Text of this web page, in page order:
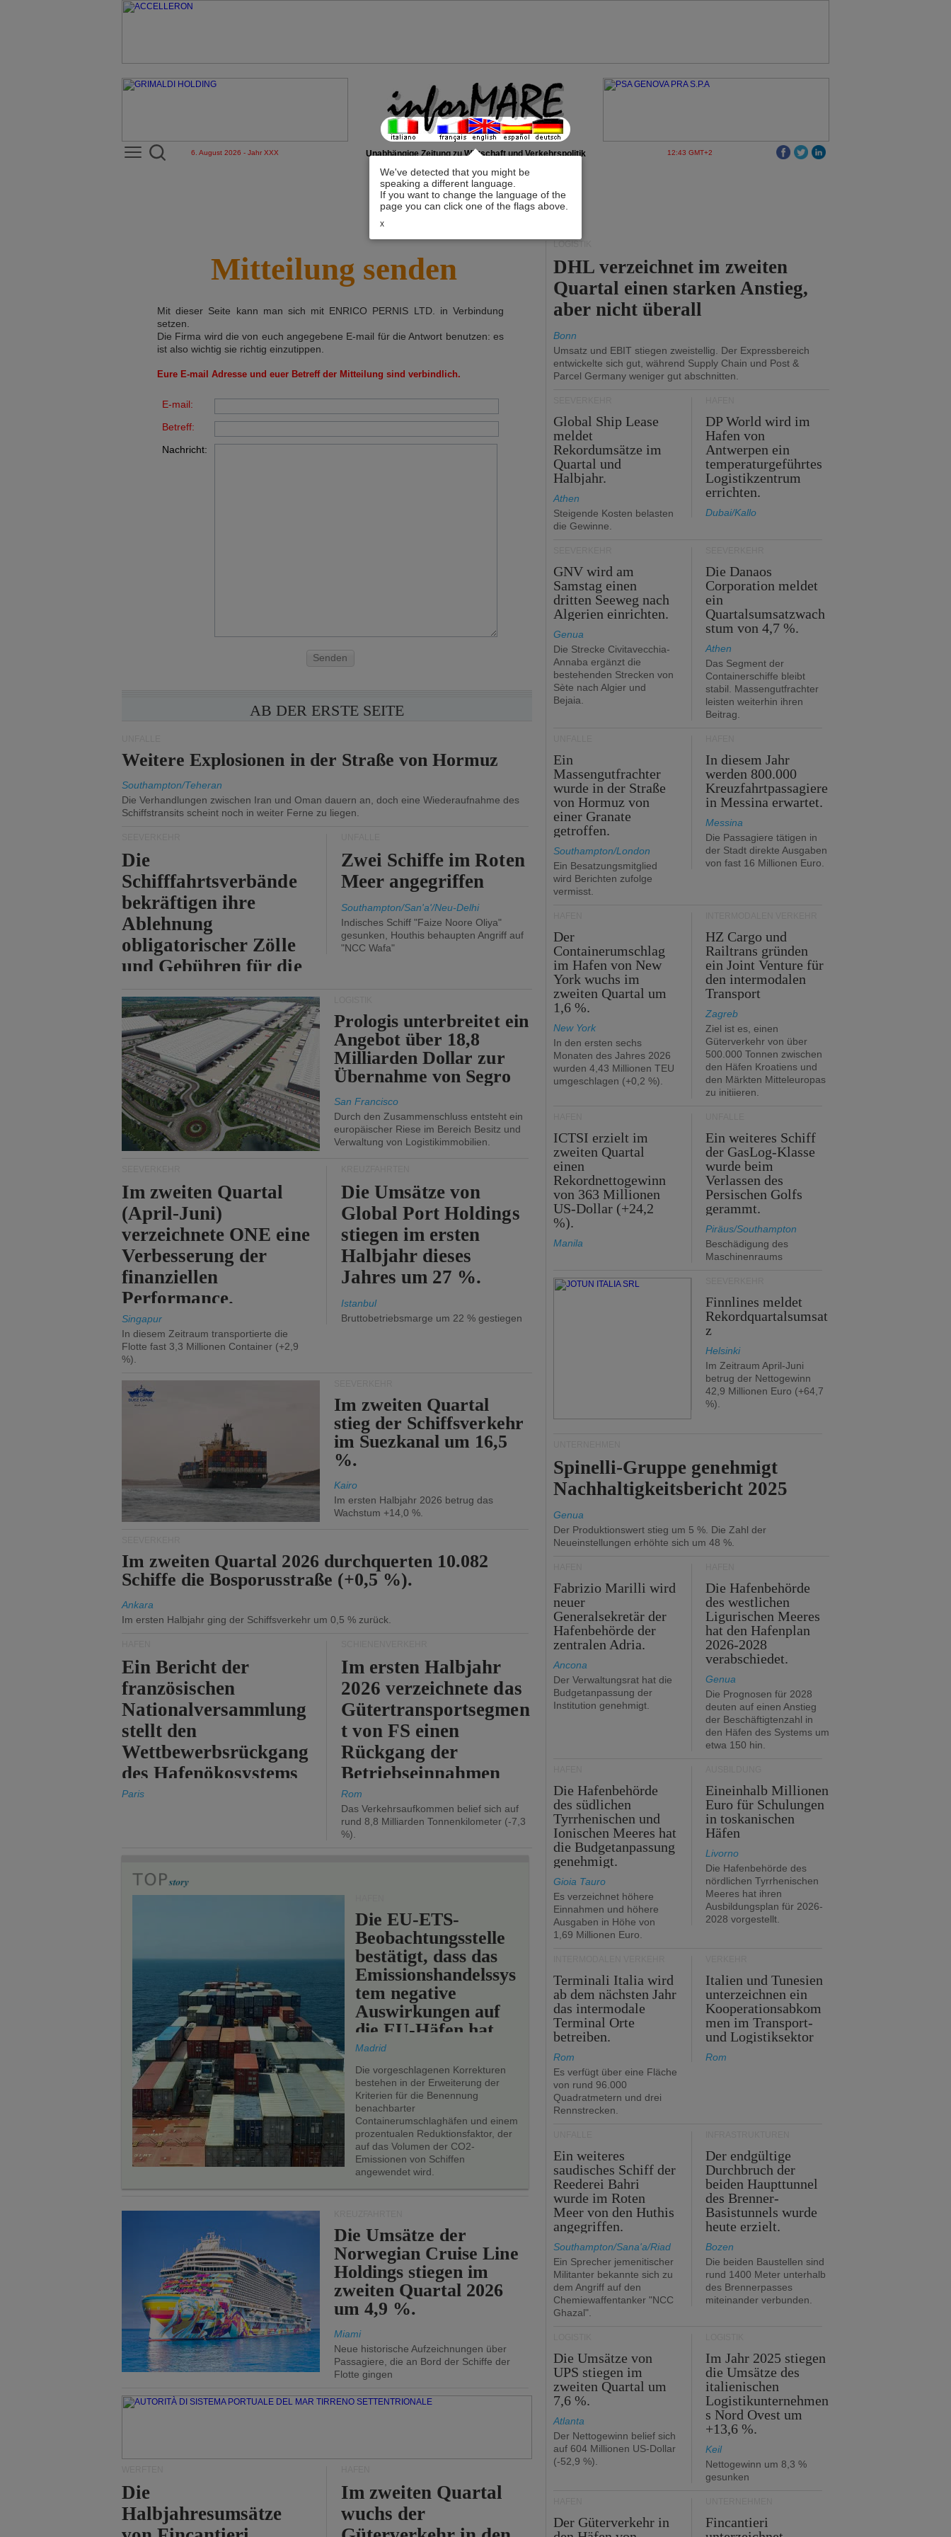
We've detected that you might be
speaking a different language.
If you want to change the language of the
page you can click one of the flags above.
x
6. August 2026 - Jahr XXX Unabhängige Zeitung zu Wirtschaft und Verkehrspolitik 12:43 GMT+2
Mitteilung senden
Mit dieser Seite kann man sich mit ENRICO PERNIS LTD.
in Verbindung
setzen.
Die Firma wird die von euch angegebene E-mail für die Antwort benutzen: es
ist also wichtig sie richtig einzutippen.
Eure E-mail Adresse und euer Betreff der Mitteilung sind verbindlich.
E-mail:
Betreff:
Nachricht:
Senden
AB DER ERSTE SEITE
Weitere Explosionen in der Straße von Hormuz
Southampton/Teheran
Die Verhandlungen zwischen Iran und Oman dauern an, doch eine Wiederaufnahme des
Schiffstransits scheint noch in weiter Ferne zu liegen.
Die
Schifffahrtsverbände
bekräftigen ihre
Ablehnung
obligatorischer Zölle
und Gebühren für die
von Hormuz.
Zwei Schiffe im Roten
Meer angegriffen
Southampton/San'a'/Neu-Delhi
Indisches Schiff "Faize Noore Oliya"
gesunken, Houthis behaupten Angriff auf
"NCC Wafa"
Prologis unterbreitet ein
Angebot über 18,8
Milliarden Dollar zur
Übernahme von Segro
San Francisco
Durch den Zusammenschluss entsteht ein
europäischer Riese im Bereich Besitz und
Verwaltung von Logistikimmobilien.
Im zweiten Quartal
(April-Juni)
verzeichnete ONE eine
Verbesserung der
finanziellen
Performance.
Singapur
In diesem Zeitraum transportierte die
Flotte fast 3,3 Millionen Container (+2,9
%).
Die Umsätze von
Global Port Holdings
stiegen im ersten
Halbjahr dieses
Jahres um 27 %.
Istanbul
Bruttobetriebsmarge um 22 % gestiegen
Im zweiten Quartal
stieg der Schiffsverkehr
im Suezkanal um 16,5
%.
Kairo
Im ersten Halbjahr 2026 betrug das
Wachstum +14,0 %.
Im zweiten Quartal 2026 durchquerten 10.082
Schiffe die Bosporusstraße (+0,5 %).
Ankara
Im ersten Halbjahr ging der Schiffsverkehr um 0,5 % zurück.
Ein Bericht der
französischen
Nationalversammlung
stellt den
Wettbewerbsrückgang
des Hafenökosystems
des Staates fest.
Paris
Im ersten Halbjahr
2026 verzeichnete das
Gütertransportsegmen
t von FS einen
Rückgang der
Betriebseinnahmen
um 2,7 %.
Rom
Das Verkehrsaufkommen belief sich auf
rund 8,8 Milliarden Tonnenkilometer (-7,3
%).
Die EU-ETS-
Beobachtungsstelle
bestätigt, dass das
Emissionshandelssys
tem negative
Auswirkungen auf
die EU-Häfen hat.
Madrid
Die vorgeschlagenen Korrekturen
bestehen in der Erweiterung der
Kriterien für die Benennung
benachbarter
Containerumschlaghäfen und einem
prozentualen Reduktionsfaktor, der
auf das Volumen der CO2-
Emissionen von Schiffen
angewendet wird.
Die Umsätze der
Norwegian Cruise Line
Holdings stiegen im
zweiten Quartal 2026
um 4,9 %.
Miami
Neue historische Aufzeichnungen über
Passagiere, die an Bord der Schiffe der
Flotte gingen
Die
Halbjahresumsätze
Im zweiten Quartal
wuchs der
LOGISTIK
DHL verzeichnet im zweiten
Quartal einen starken Anstieg,
aber nicht überall
Bonn
Umsatz und EBIT stiegen zweistellig. Der Expressbereich
entwickelte sich gut, während Supply Chain und Post &
Parcel Germany weniger gut abschnitten.
Global Ship Lease
meldet
Rekordumsätze im
Quartal und
Halbjahr.
Athen
Steigende Kosten belasten
die Gewinne.
DP World wird im
Hafen von
Antwerpen ein
temperaturgeführtes
Logistikzentrum
errichten.
Dubai/Kallo
GNV wird am
Samstag einen
dritten Seeweg nach
Algerien einrichten.
Genua
Die Strecke Civitavecchia-
Annaba ergänzt die
bestehenden Strecken von
Sète nach Algier und
Bejaia.
Die Danaos
Corporation meldet
ein
Quartalsumsatzwach
stum von 4,7 %.
Athen
Das Segment der
Containerschiffe bleibt
stabil. Massengutfrachter
leisten weiterhin ihren
Beitrag.
Ein
Massengutfrachter
wurde in der Straße
von Hormuz von
einer Granate
getroffen.
Southampton/London
Ein Besatzungsmitglied
wird Berichten zufolge
vermisst.
In diesem Jahr
werden 800.000
Kreuzfahrtpassagiere
in Messina erwartet.
Messina
Die Passagiere tätigen in
der Stadt direkte Ausgaben
von fast 16 Millionen Euro.
Der
Containerumschlag
im Hafen von New
York wuchs im
zweiten Quartal um
1,6 %.
New York
In den ersten sechs
Monaten des Jahres 2026
wurden 4,43 Millionen TEU
umgeschlagen (+0,2 %).
HZ Cargo und
Railtrans gründen
ein Joint Venture für
den intermodalen
Transport
Zagreb
Ziel ist es, einen
Güterverkehr von über
500.000 Tonnen zwischen
den Häfen Kroatiens und
den Märkten Mitteleuropas
zu initiieren.
ICTSI erzielt im
zweiten Quartal
einen
Rekordnettogewinn
von 363 Millionen
US-Dollar (+24,2
%).
Manila
Ein weiteres Schiff
der GasLog-Klasse
wurde beim
Verlassen des
Persischen Golfs
gerammt.
Piräus/Southampton
Beschädigung des
Maschinenraums
Finnlines meldet
Rekordquartalsumsat
z
Helsinki
Im Zeitraum April-Juni
betrug der Nettogewinn
42,9 Millionen Euro (+64,7
%).
Spinelli-Gruppe genehmigt
Nachhaltigkeitsbericht 2025
Genua
Der Produktionswert stieg um 5 %. Die Zahl der
Neueinstellungen erhöhte sich um 48 %.
Fabrizio Marilli wird
neuer
Generalsekretär der
Hafenbehörde der
zentralen Adria.
Ancona
Der Verwaltungsrat hat die
Budgetanpassung der
Institution genehmigt.
Die Hafenbehörde
des westlichen
Ligurischen Meeres
hat den Hafenplan
2026-2028
verabschiedet.
Genua
Die Prognosen für 2028
deuten auf einen Anstieg
der Beschäftigtenzahl in
den Häfen des Systems um
etwa 150 hin.
Die Hafenbehörde
des südlichen
Tyrrhenischen und
Ionischen Meeres hat
die Budgetanpassung
genehmigt.
Gioia Tauro
Es verzeichnet höhere
Einnahmen und höhere
Ausgaben in Höhe von
1,69 Millionen Euro.
Eineinhalb Millionen
Euro für Schulungen
in toskanischen
Häfen
Livorno
Die Hafenbehörde des
nördlichen Tyrrhenischen
Meeres hat ihren
Ausbildungsplan für 2026-
2028 vorgestellt.
Terminali Italia wird
ab dem nächsten Jahr
das intermodale
Terminal Orte
betreiben.
Rom
Es verfügt über eine Fläche
von rund 96.000
Quadratmetern und drei
Rennstrecken.
Italien und Tunesien
unterzeichnen ein
Kooperationsabkom
men im Transport-
und Logistiksektor
Rom
Ein weiteres
saudisches Schiff der
Reederei Bahri
wurde im Roten
Meer von den Huthis
angegriffen.
Southampton/Sana'a/Riad
Ein Sprecher jemenitischer
Militanter bekannte sich zu
dem Angriff auf den
Chemiewaffentanker "NCC
Ghazal".
Der endgültige
Durchbruch der
beiden Haupttunnel
des Brenner-
Basistunnels wurde
heute erzielt.
Bozen
Die beiden Baustellen sind
rund 1400 Meter unterhalb
des Brennerpasses
miteinander verbunden.
Die Umsätze von
UPS stiegen im
zweiten Quartal um
7,6 %.
Atlanta
Der Nettogewinn belief sich
auf 604 Millionen US-Dollar
(-52,9 %).
Im Jahr 2025 stiegen
die Umsätze des
italienischen
Logistikunternehmen
s Nord Ovest um
+13,6 %.
Keil
Nettogewinn um 8,3 %
gesunken
Der Güterverkehr in
Fincantieri